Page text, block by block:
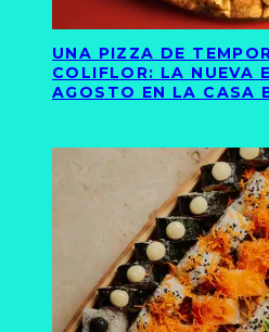
UNA PIZZA DE
COLIFLOR: LA NUEVA
AGOSTO EN LA CASA